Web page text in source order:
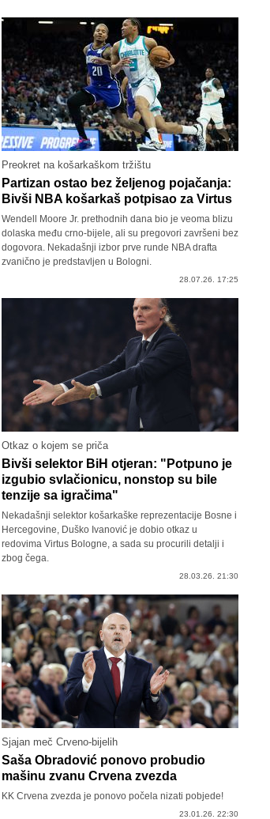
Preokret na košarkaškom tržištu
Partizan ostao bez željenog pojačanja:
Bivši NBA košarkaš potpisao za Virtus
Wendell Moore Jr. prethodnih dana bio je veoma blizu
dolaska među crno-bijele, ali su pregovori završeni bez
dogovora. Nekadašnji izbor prve runde NBA drafta
zvanično je predstavljen u Bologni.
28.07.26. 17:25
Otkaz o kojem se priča
Bivši selektor BiH otjeran: "Potpuno je
izgubio svlačionicu, nonstop su bile
tenzije sa igračima"
Nekadašnji selektor košarkaške reprezentacije Bosne i
Hercegovine, Duško Ivanović je dobio otkaz u
redovima Virtus Bologne, a sada su procurili detalji i
zbog čega.
28.03.26. 21:30
Sjajan meč Crveno-bijelih
Saša Obradović ponovo probudio
mašinu zvanu Crvena zvezda
KK Crvena zvezda je ponovo počela nizati pobjede!
23.01.26. 22:30